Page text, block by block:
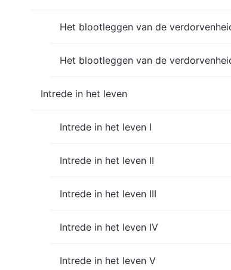
Het blootleggen van de
Het blootleggen van de
Intrede in het leven
Intrede in het leven I
Intrede in het leven II
Intrede in het leven III
Intrede in het leven IV
Intrede in het leven V